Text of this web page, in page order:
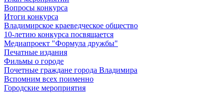
Вопросы конкурса
Итоги конкурса
Владимирское краеведческое общество
10-летию конкурса посвящается
Медиапроект "Формула дружбы"
Печатные издания
Фильмы о городе
Почетные граждане города Владимира
Вспомним всех поименно
Городские мероприятия